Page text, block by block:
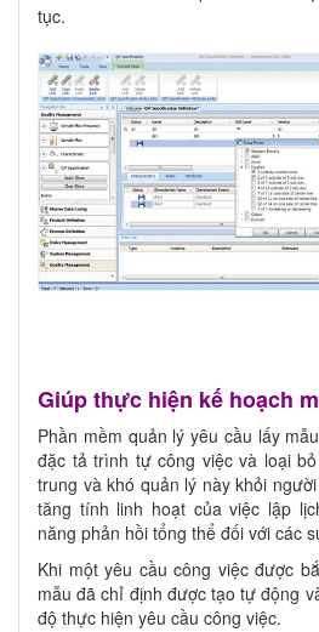
tục.
Giúp thực hiện kế hoạch
Phần mềm quản lý yêu cầu lấy
đặc tả trình tự công việc và loại
trung và khó quản lý này khỏi
tăng tính linh hoạt của việc lập
năng phản hồi tổng thể đối với các
Khi một yêu cầu công việc được
mẫu đã chỉ định được tạo tự động
độ thực hiện yêu cầu công việc.